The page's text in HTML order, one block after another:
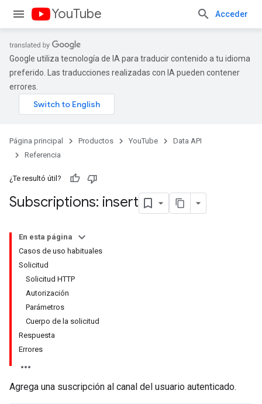
YouTube Acceder
Google utiliza tecnología de IA para traducir contenido a tu idioma
preferido. Las traducciones realizadas con IA pueden contener
errores.
Página principal Productos YouTube
Data API
Referencia
¿Te resultó útil?
Subscriptions: insert
En esta página
Casos de uso habituales
Solicitud
Solicitud HTTP
Autorización
Parámetros
Cuerpo de la solicitud
Respuesta
Errores
Agrega una suscripción al canal del usuario autenticado.